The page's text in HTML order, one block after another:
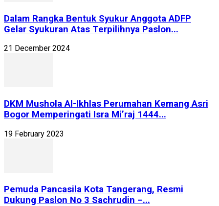
Dalam Rangka Bentuk Syukur Anggota ADFP
Gelar Syukuran Atas Terpilihnya Paslon...
21 December 2024
DKM Mushola Al-Ikhlas Perumahan Kemang Asri
Bogor Memperingati Isra Mi’raj 1444...
19 February 2023
Pemuda Pancasila Kota Tangerang, Resmi
Dukung Paslon No 3 Sachrudin –...